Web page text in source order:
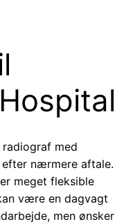
radiograf med
nærmere aftale.
meget fleksible
være en dagvagt
men ønsker